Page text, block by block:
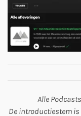
Alle
De introductiestem is